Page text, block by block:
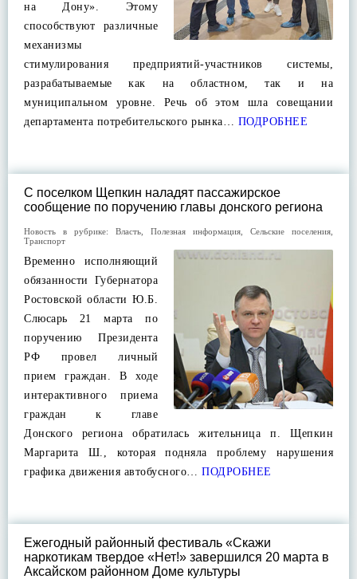
на Дону». Этому
способствуют различные
механизмы
стимулирования предприятий-участников системы,
разрабатываемые как на областном, так и на
муниципальном уровне. Речь об этом шла совещании
департамента потребительского рынка… ПОДРОБНЕЕ
С поселком Щепкин наладят пассажирское
сообщение по поручению главы донского региона
Новость в рубрике: Власть Полезная информация Сельские поселения
Транспорт
Временно исполняющий
обязанности Губернатора
Ростовской области Ю.Б.
Слюсарь 21 марта по
поручению Президента
РФ провел личный
прием граждан. В ходе
интерактивного приема
граждан к главе
Донского региона обратилась жительница п. Щепкин
Маргарита Ш., которая подняла проблему нарушения
графика движения автобусного… ПОДРОБНЕЕ
Ежегодный районный фестиваль «Скажи
наркотикам твердое «Нет!» завершился 20 марта в
Аксайском районном Доме культуры